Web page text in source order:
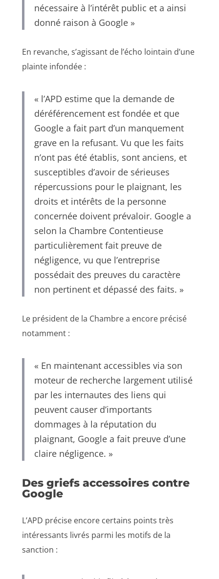
nécessaire à l’intérêt public et a ainsi
donné raison à Google »
En revanche, s’agissant de l’écho lointain d’une
plainte infondée :
« l’APD estime que la demande de
déréférencement est fondée et que
Google a fait part d’un manquement
grave en la refusant. Vu que les faits
n’ont pas été établis, sont anciens, et
susceptibles d’avoir de sérieuses
répercussions pour le plaignant, les
droits et intérêts de la personne
concernée doivent prévaloir. Google a
selon la Chambre Contentieuse
particulièrement fait preuve de
négligence, vu que l’entreprise
possédait des preuves du caractère
non pertinent et dépassé des faits. »
Le président de la Chambre a encore précisé
notamment :
« En maintenant accessibles via son
moteur de recherche largement utilisé
par les internautes des liens qui
peuvent causer d’importants
dommages à la réputation du
plaignant, Google a fait preuve d’une
claire négligence. »
Des griefs accessoires contre
Google
L’APD précise encore certains points très
intéressants livrés parmi les motifs de la
sanction :